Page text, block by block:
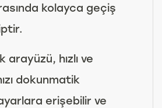
kolayca geçiş
hızlı ve
dokunmatik
erişebilir ve